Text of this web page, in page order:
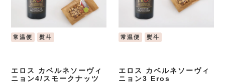
常温便 熨斗
エロス カベルネソーヴィ
ニョン4/スモークナッツ
常温便 熨斗
エロス カベルネソーヴィ
ニョン3 Eros